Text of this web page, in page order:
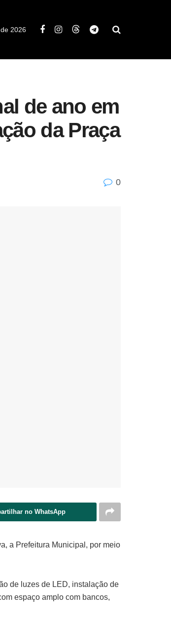
2026
de ano em
da Praça
0
no WhatsApp
a Prefeitura Municipal, por meio
de luzes de LED, instalação de
espaço amplo com bancos,